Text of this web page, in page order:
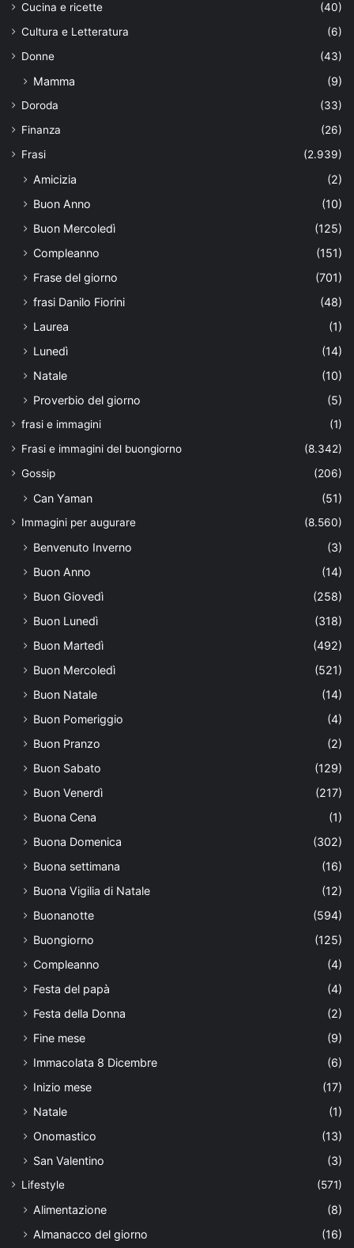
Cucina e ricette
(40)
Cultura e Letteratura
(6)
Donne
(43)
Mamma (9)
Doroda
(33)
Finanza
(26)
Frasi
(2.939)
Amicizia
(2)
Buon Anno
(10)
Buon Mercoledì
(125)
Compleanno
(151)
Frase del giorno
(701)
frasi Danilo Fiorini
(48)
Laurea
(1)
Lunedì
(14)
Natale
(10)
Proverbio del giorno
(5)
frasi e immagini
(1)
Frasi e immagini del buongiorno
(8.342)
Gossip
(206)
Can Yaman (51)
Immagini per augurare (8.560)
Benvenuto Inverno
(3)
Buon Anno
(14)
Buon Giovedì
(258)
Buon Lunedì
(318)
Buon Martedì
(492)
Buon Mercoledì
(521)
Buon Natale
(14)
Buon Pomeriggio
(4)
Buon Pranzo
(2)
Buon Sabato
(129)
Buon Venerdì
(217)
Buona Cena
(1)
Buona Domenica
(302)
Buona settimana
(16)
Buona Vigilia di Natale
(12)
Buonanotte
(594)
Buongiorno
(125)
Compleanno
(4)
Festa del papà
(4)
Festa della Donna
(2)
Fine mese
(9)
Immacolata 8 Dicembre
(6)
Inizio mese
(17)
Natale
(1)
Onomastico
(13)
San Valentino
(3)
Lifestyle (571)
Alimentazione
(8)
Almanacco del giorno
(16)